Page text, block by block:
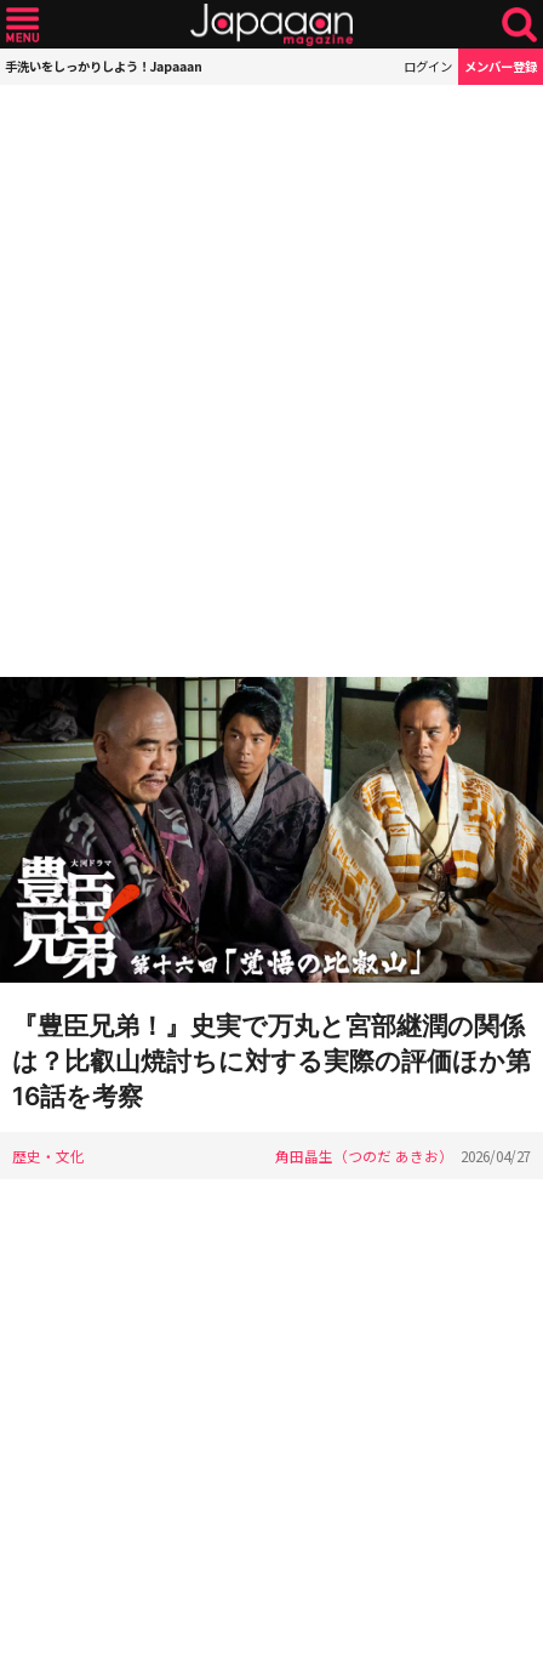
手洗いをしっかりしよう！Japaaan ログイン メンバー登録
『豊臣兄弟！』史実で万丸と宮部継潤の関係
は？比叡山焼討ちに対する実際の評価ほか第
16話を考察
歴史・文化 角田晶生（つのだ あきお） 2026/04/27